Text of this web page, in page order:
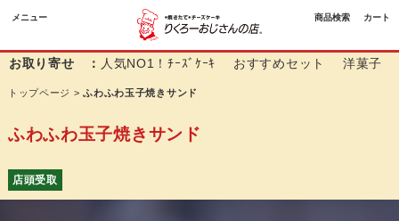
メニュー 商品検索 カート
お取り寄せ ： 人気NO1！ﾁｰｽﾞｹｰｷ おすすめセット 洋菓子
トップページ >ふわふわ玉子焼きサンド
ふわふわ玉子焼きサンド
店頭受取